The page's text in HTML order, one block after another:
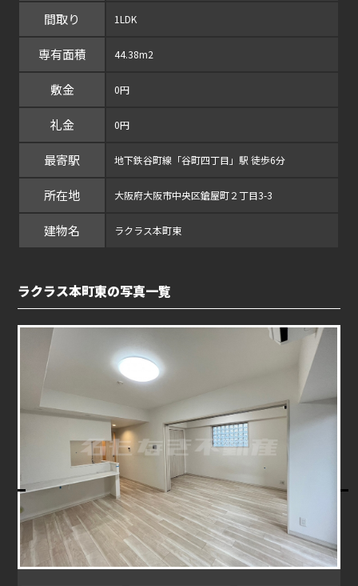
間取り 1LDK
専有面積 44.38m2
敷金 0円
礼金 0円
最寄駅 地下鉄谷町線「谷町四丁目」駅 徒歩6分
所在地 大阪府大阪市中央区鎗屋町２丁目3-3
建物名 ラクラス本町東
ラクラス本町東の写真一覧